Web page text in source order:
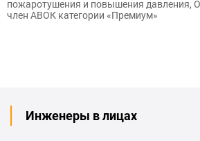
пожаротушения и повышения
член АВОК категории «Премиум»
Инженеры в лицах